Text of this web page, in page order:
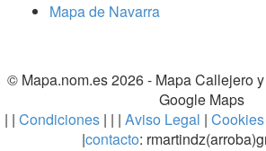
Mapa de Navarra
© Mapa.nom.es 2026 - Mapa Callejero
Google Maps
| | Condiciones| | | Aviso Legal | Cookies
|contacto: